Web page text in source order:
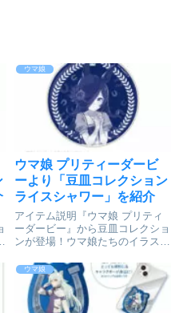
ウマ娘
ウマ娘 プリティーダービ
ーより「豆皿コレクション
ライスシャワー」を紹介
アイテム説明『ウマ娘 プリティ
ーダービー』から豆皿コレクショ
ンが登場！ウマ娘たちのイラスト
プリティーダービー_豆皿コレク
ション ライスシャワー©2018 ア
ニメ「ウマ娘 プリティーダービ
ー」製作委員会coll...
ウマ娘